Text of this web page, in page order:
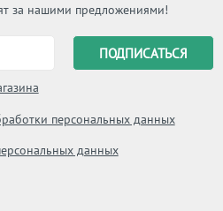
за нашими предложениями!
персональных данных
данных